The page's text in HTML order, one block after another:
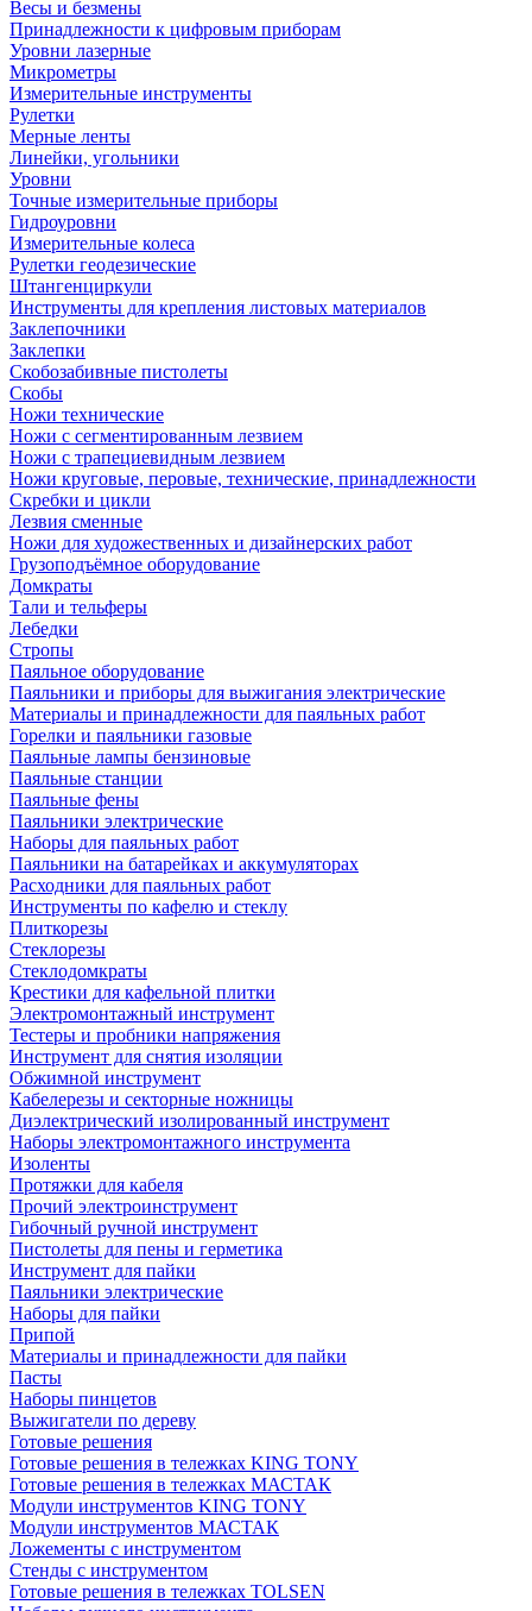
Весы и безмены
Принадлежности к цифровым приборам
Уровни лазерные
Микрометры
Измерительные инструменты
Рулетки
Мерные ленты
Линейки, угольники
Уровни
Точные измерительные приборы
Гидроуровни
Измерительные колеса
Рулетки геодезические
Штангенциркули
Инструменты для крепления листовых материалов
Заклепочники
Заклепки
Скобозабивные пистолеты
Скобы
Ножи технические
Ножи с сегментированным лезвием
Ножи с трапециевидным лезвием
Ножи круговые, перовые, технические, принадлежности
Скребки и цикли
Лезвия сменные
Ножи для художественных и дизайнерских работ
Грузоподъёмное оборудование
Домкраты
Тали и тельферы
Лебедки
Стропы
Паяльное оборудование
Паяльники и приборы для выжигания электрические
Материалы и принадлежности для паяльных работ
Горелки и паяльники газовые
Паяльные лампы бензиновые
Паяльные станции
Паяльные фены
Паяльники электрические
Наборы для паяльных работ
Паяльники на батарейках и аккумуляторах
Расходники для паяльных работ
Инструменты по кафелю и стеклу
Плиткорезы
Стеклорезы
Стеклодомкраты
Крестики для кафельной плитки
Электромонтажный инструмент
Тестеры и пробники напряжения
Инструмент для снятия изоляции
Обжимной инструмент
Кабелерезы и секторные ножницы
Диэлектрический изолированный инструмент
Наборы электромонтажного инструмента
Изоленты
Протяжки для кабеля
Прочий электроинструмент
Гибочный ручной инструмент
Пистолеты для пены и герметика
Инструмент для пайки
Паяльники электрические
Наборы для пайки
Припой
Материалы и принадлежности для пайки
Пасты
Наборы пинцетов
Выжигатели по дереву
Готовые решения
Готовые решения в тележках KING TONY
Готовые решения в тележках МАСТАК
Модули инструментов KING TONY
Модули инструментов МАСТАК
Ложементы с инструментом
Стенды с инструментом
Готовые решения в тележках TOLSEN